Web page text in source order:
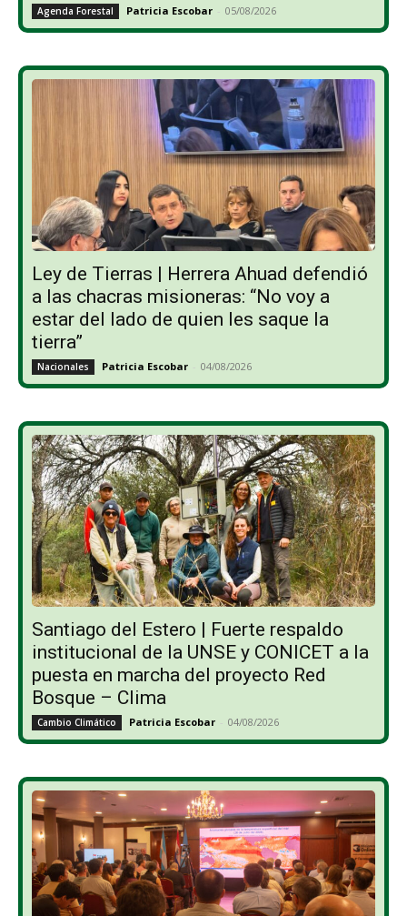
Agenda Forestal Patricia Escobar - 05/08/2026
Ley de Tierras | Herrera Ahuad defendió
a las chacras misioneras: “No voy a
estar del lado de quien les saque la
tierra”
Nacionales Patricia Escobar - 04/08/2026
Santiago del Estero | Fuerte respaldo
institucional de la UNSE y CONICET a la
puesta en marcha del proyecto Red
Bosque – Clima
Cambio Climático Patricia Escobar - 04/08/2026